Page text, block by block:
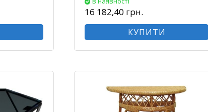
16 182,40 грн.
КУПИТИ